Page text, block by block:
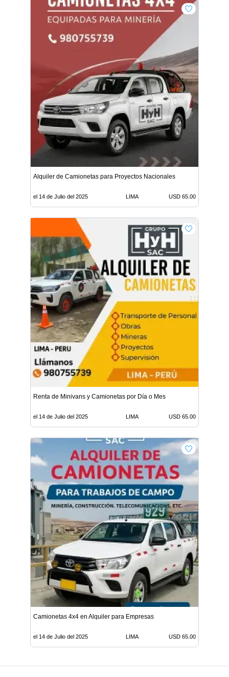
Alquiler de Camionetas para Proyectos Nacionales
el 14 de Julio del 2025 LIMA USD 65.00
Renta de Minivans y Camionetas por Día o Mes
el 14 de Julio del 2025 LIMA USD 65.00
Camionetas 4x4 en Alquiler para Empresas
el 14 de Julio del 2025 LIMA USD 65.00